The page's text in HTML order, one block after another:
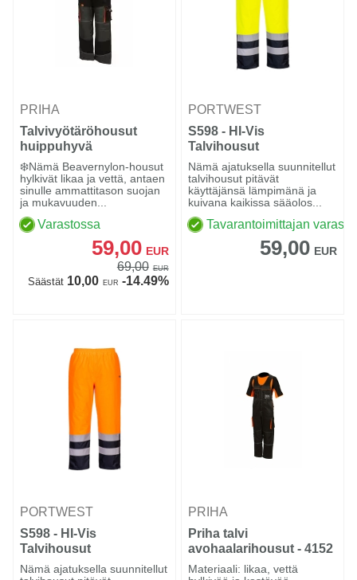
PRIHA
Talvivyötäröhousut
huippuhyvä
❄️Nämä Beavernylon-housut
hylkivät likaa ja vettä, antaen
sinulle ammattitason suojan
ja mukavuuden...
Varastossa
59,00 EUR
69,00 EUR
Säästät10,00 EUR -14.49%
PORTWEST
S598 - HI-Vis
Talvihousut
Keltainen/navy
Nämä ajatuksella suunnitellut
talvihousut pitävät
käyttäjänsä lämpimänä ja
kuivana kaikissa sääolos...
Tavarantoimittajan
59,00 EUR
PORTWEST
S598 - HI-Vis
Talvihousut
Oranssi/navy
Nämä ajatuksella suunnitellut
PRIHA
Priha talvi
avohaalarihousut - 4152
Materiaali: likaa, vettä